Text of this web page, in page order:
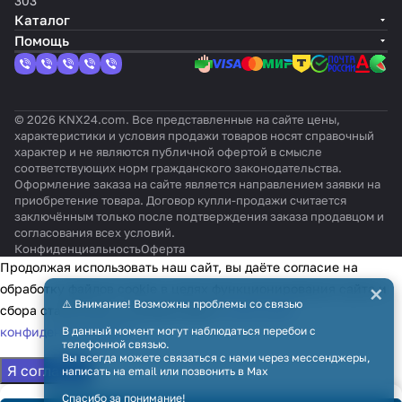
Каталог
Помощь
© 2026 KNX24.com. Все представленные на сайте цены,
характеристики и условия продажи товаров носят справочный
характер и не являются публичной офертой в смысле
соответствующих норм гражданского законодательства.
Оформление заказа на сайте является направлением заявки на
приобретение товара. Договор купли-продажи считается
заключённым только после подтверждения заказа продавцом и
согласования всех условий.
КонфиденциальностьОферта
⚠️ Внимание! Возможны проблемы со связью
В данный момент могут наблюдаться перебои с
телефонной связью.
Вы всегда можете связаться с нами через мессенджеры,
написать на email или позвонить в Max
Спасибо за понимание!
×
Продолжая использовать наш сайт, вы даёте согласие на
обработку файлов cookie в целях функционирования сайта и
сбора статистики в соответствии сполитикой
конфиденциальности
Я согласен